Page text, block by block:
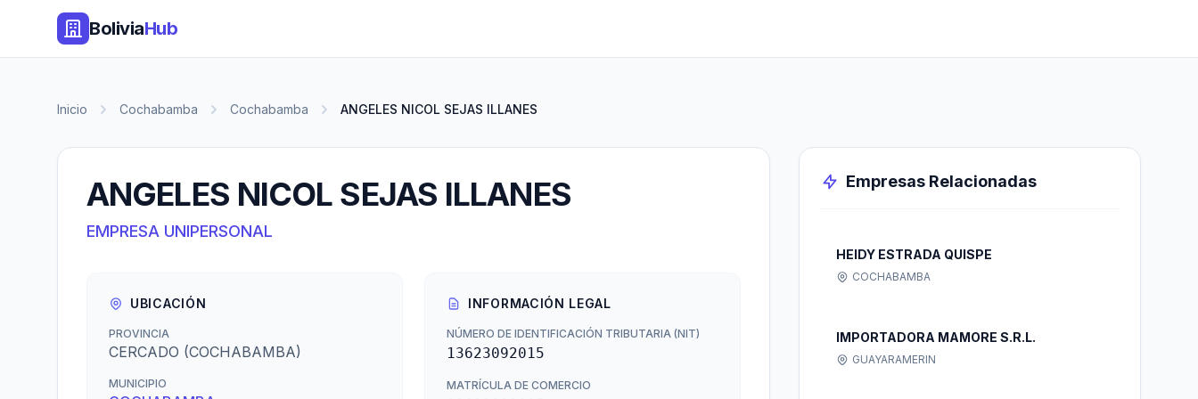
BoliviaHub
Inicio Cochabamba Cochabamba ANGELES NICOL SEJAS ILLANES
ANGELES NICOL SEJAS ILLANES
EMPRESA UNIPERSONAL
UBICACIÓN
PROVINCIA
CERCADO (COCHABAMBA)
MUNICIPIO
INFORMACIÓN LEGAL
NÚMERO DE IDENTIFICACIÓN TRIBUTARIA (NIT)
13623092015
MATRÍCULA DE COMERCIO
Empresas Relacionadas
HEIDY ESTRADA QUISPE
COCHABAMBA
IMPORTADORA MAMORE S.R.L.
GUAYARAMERIN